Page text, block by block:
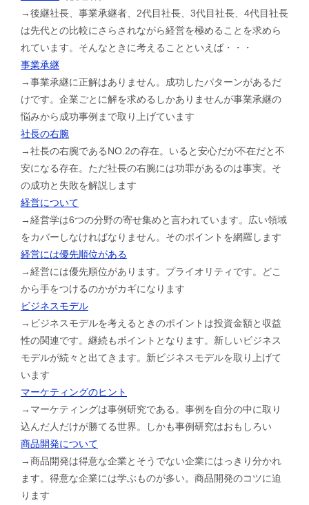
→後継社長、事業承継者、2代目社長、3代目社長、4代目社長
は先代との比較にさらされながら経営を極めることを求めら
れています。そんなときに考えることといえば・・・
事業承継
→事業承継に正解はありません。成功したパターンがあるだ
けです。企業ごとに解を求めるしかありませんが事業承継の
悩みから成功事例まで取り上げています
社長の右腕
→社長の右腕であるNO.2の存在。いると安心だが不在だと不
安になる存在。ただ社長の右腕には功罪があるのは事実。そ
の成功と失敗を解説します
経営について
→経営学は6つの分野の寄せ集めと言われています。広い領域
をカバーしなければなりません。そのポイントを網羅します
経営には優先順位がある
→経営には優先順位があります。プライオリティです。どこ
から手をつけるのかがカギになります
ビジネスモデル
→ビジネスモデルを考えるときのポイントは投資金額と収益
性の関連です。継続もポイントとなります。新しいビジネス
モデルが続々と出てきます。新ビジネスモデルを取り上げて
います
マーケティングのヒント
→マーケティングは事例研究である。事例を自分の中に取り
込んだ人だけが勝てる世界。しかも事例研究はおもしろい
商品開発について
→商品開発は得意な企業とそうでない企業にはっきり分かれ
ます。得意な企業には学ぶものが多い。商品開発のコツに迫
ります